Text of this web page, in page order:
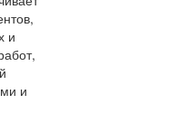
и
и